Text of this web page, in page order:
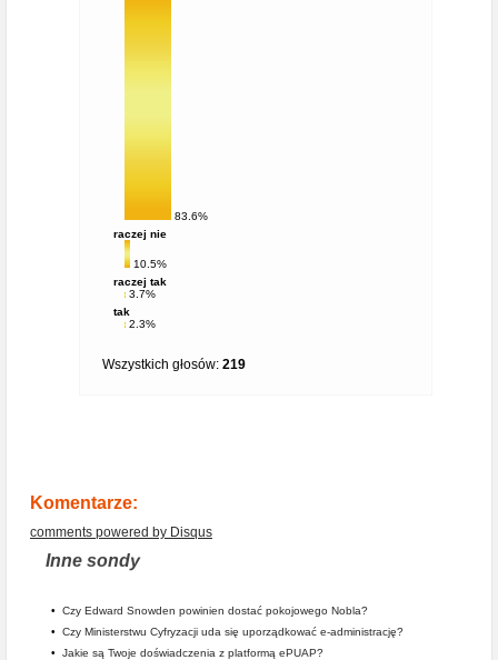
83.6%
raczej nie
10.5%
raczej tak
3.7%
tak
2.3%
Wszystkich głosów: 219
Komentarze:
comments powered by Disqus
Inne sondy
• Czy Edward Snowden powinien dostać pokojowego Nobla?
• Czy Ministerstwu Cyfryzacji uda się uporządkować e-administrację?
• Jakie są Twoje doświadczenia z platformą ePUAP?